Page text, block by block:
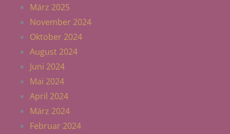
März 2025
November 2024
Oktober 2024
August 2024
Juni 2024
Mai 2024
April 2024
März 2024
Februar 2024